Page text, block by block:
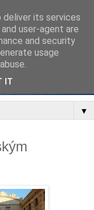
▼
its services
user-agent are
and security
usage
IT